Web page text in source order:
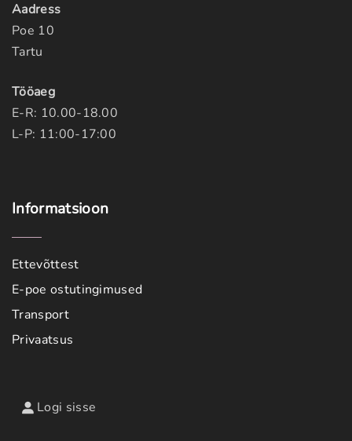
Aadress
Poe 10
Tartu
Tööaeg
E-R: 10.00-18.00
L-P: 11:00-17:00
Informatsioon
Ettevõttest
E-poe ostutingimused
Transport
Privaatsus
Logi sisse